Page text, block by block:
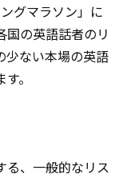
グマラソン」に
国の英語話者のリ
少ない本場の英語
。
る、一般的なリス